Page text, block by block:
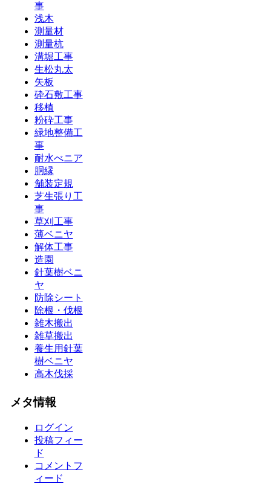
事
浅木
測量材
測量杭
溝堀工事
生松丸太
矢板
砕石敷工事
移植
粉砕工事
緑地整備工
事
耐水べニア
胴縁
舗装定規
芝生張り工
事
草刈工事
薄ベニヤ
解体工事
造園
針葉樹ベニ
ヤ
防除シート
除根・伐根
雑木搬出
雑草搬出
養生用針葉
樹ベニヤ
高木伐採
メタ情報
ログイン
投稿フィー
ド
コメントフ
ィード